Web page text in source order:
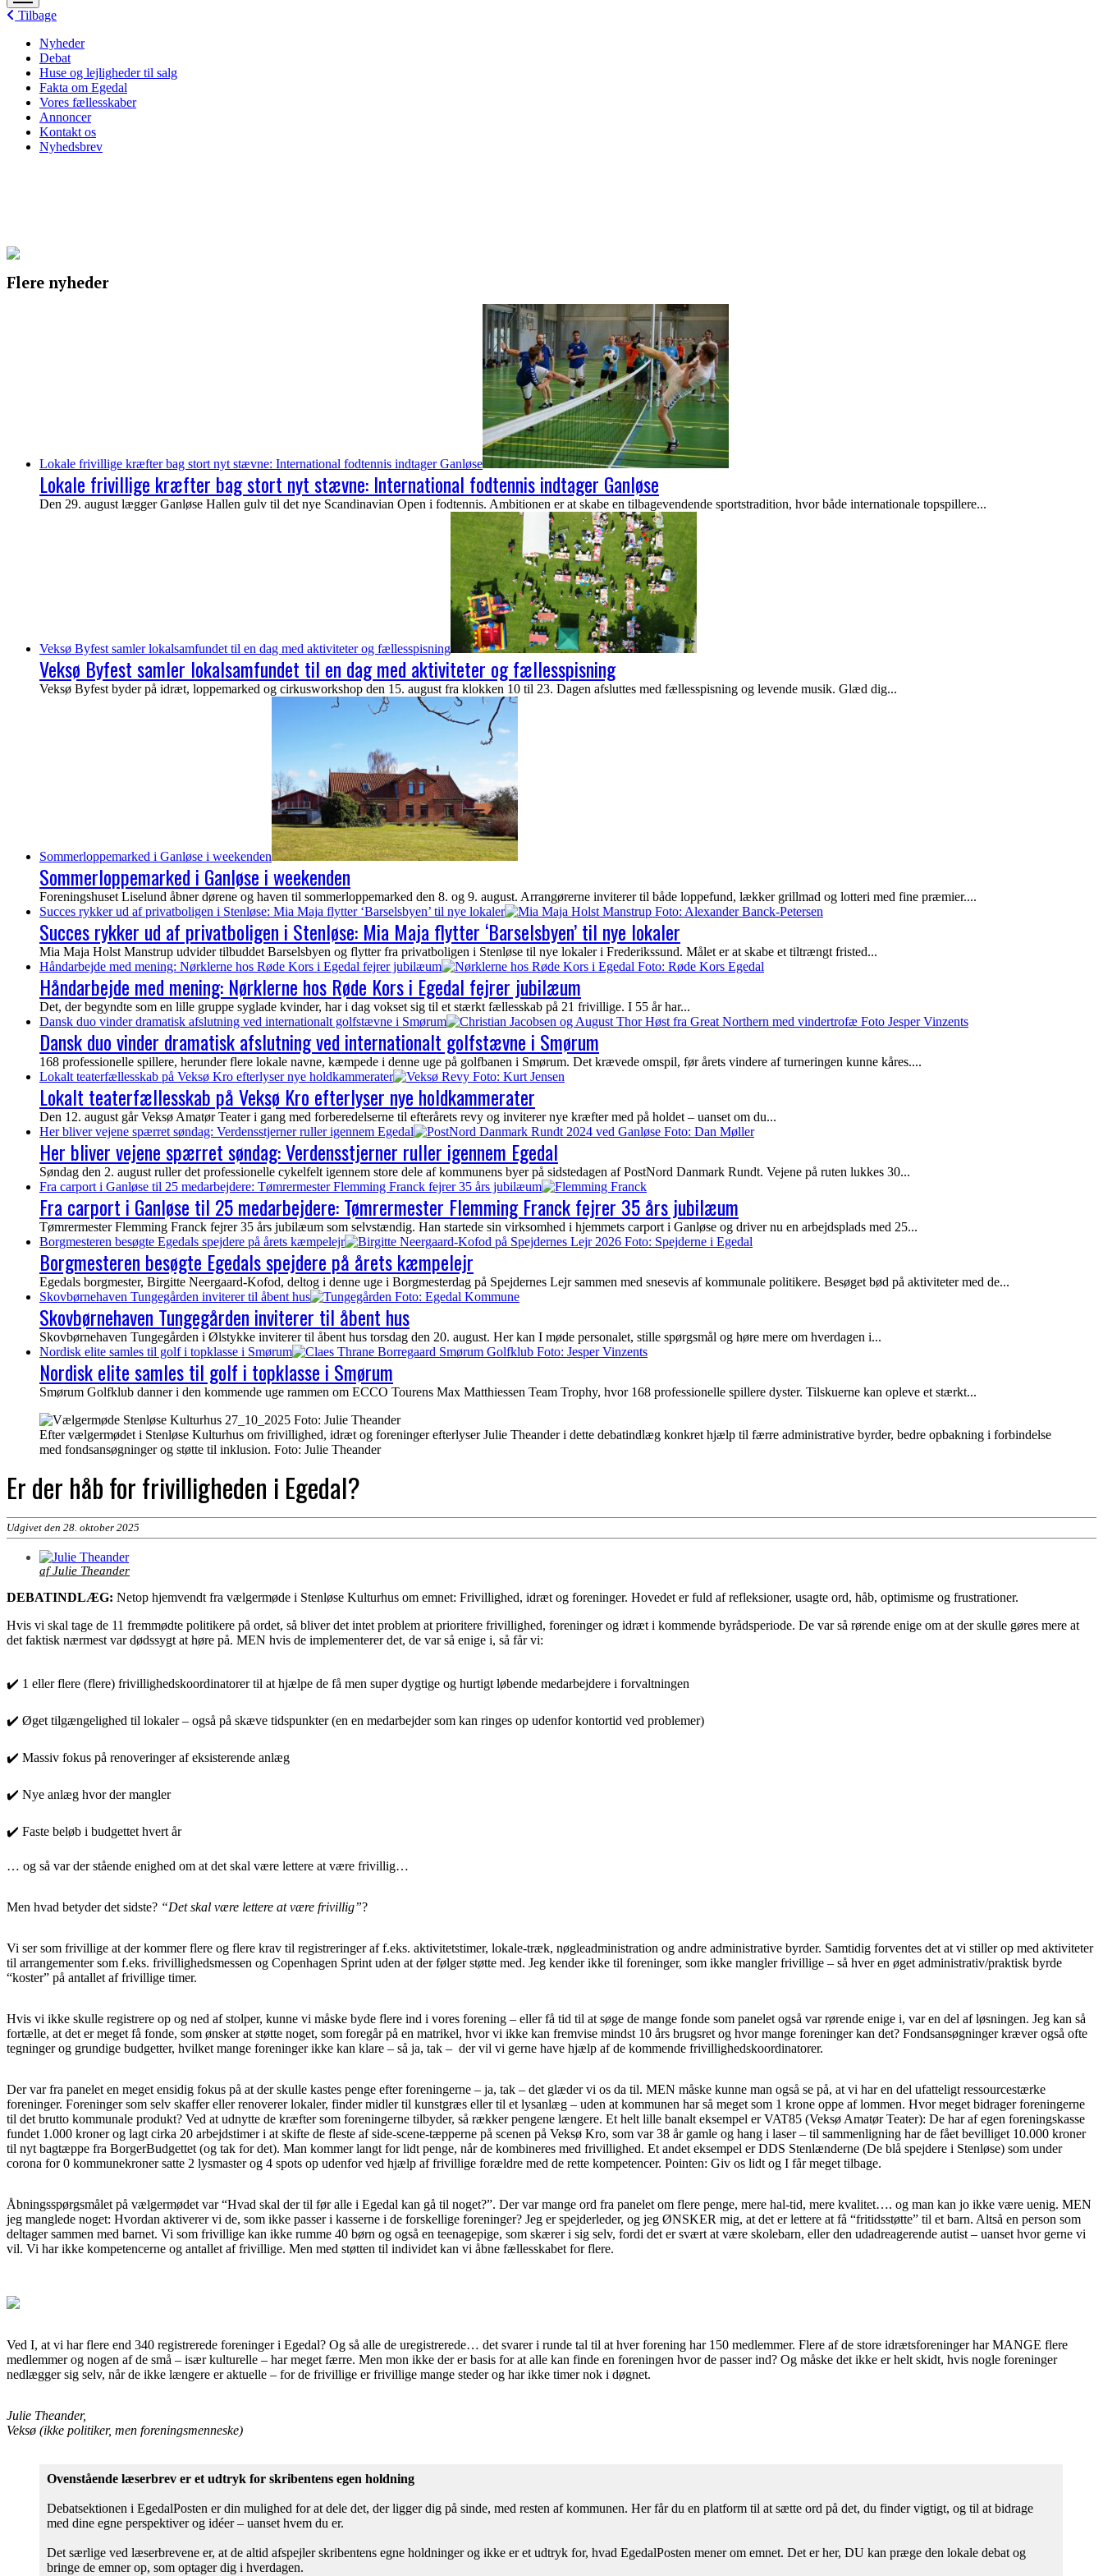
menu
Tilbage
Nyheder
Debat
Huse og lejligheder til salg
Fakta om Egedal
Vores fællesskaber
Annoncer
Kontakt os
Nyhedsbrev
Flere nyheder
Lokale frivillige kræfter bag stort nyt stævne: International fodtennis indtager Ganløse
Lokale frivillige kræfter bag stort nyt stævne: International fodtennis indtager Ganløse
Den 29. august lægger Ganløse Hallen gulv til det nye Scandinavian Open i fodtennis. Ambitionen er at skabe en tilbagevendende sportstradition, hvor både internationale topspillere...
Veksø Byfest samler lokalsamfundet til en dag med aktiviteter og fællesspisning
Veksø Byfest samler lokalsamfundet til en dag med aktiviteter og fællesspisning
Veksø Byfest byder på idræt, loppemarked og cirkusworkshop den 15. august fra klokken 10 til 23. Dagen afsluttes med fællesspisning og levende musik. Glæd dig...
Sommerloppemarked i Ganløse i weekenden
Sommerloppemarked i Ganløse i weekenden
Foreningshuset Liselund åbner dørene og haven til sommerloppemarked den 8. og 9. august. Arrangørerne inviterer til både loppefund, lækker grillmad og lotteri med fine præmier....
Succes rykker ud af privatboligen i Stenløse: Mia Maja flytter ‘Barselsbyen’ til nye lokaler
Succes rykker ud af privatboligen i Stenløse: Mia Maja flytter ‘Barselsbyen’ til nye lokaler
Mia Maja Holst Manstrup udvider tilbuddet Barselsbyen og flytter fra privatboligen i Stenløse til nye lokaler i Frederikssund. Målet er at skabe et tiltrængt fristed...
Håndarbejde med mening: Nørklerne hos Røde Kors i Egedal fejrer jubilæum
Håndarbejde med mening: Nørklerne hos Røde Kors i Egedal fejrer jubilæum
Det, der begyndte som en lille gruppe syglade kvinder, har i dag vokset sig til et stærkt fællesskab på 21 frivillige. I 55 år har...
Dansk duo vinder dramatisk afslutning ved internationalt golfstævne i Smørum
Dansk duo vinder dramatisk afslutning ved internationalt golfstævne i Smørum
168 professionelle spillere, herunder flere lokale navne, kæmpede i denne uge på golfbanen i Smørum. Det krævede omspil, før årets vindere af turneringen kunne kåres....
Lokalt teaterfællesskab på Veksø Kro efterlyser nye holdkammerater
Lokalt teaterfællesskab på Veksø Kro efterlyser nye holdkammerater
Den 12. august går Veksø Amatør Teater i gang med forberedelserne til efterårets revy og inviterer nye kræfter med på holdet – uanset om du...
Her bliver vejene spærret søndag: Verdensstjerner ruller igennem Egedal
Her bliver vejene spærret søndag: Verdensstjerner ruller igennem Egedal
Søndag den 2. august ruller det professionelle cykelfelt igennem store dele af kommunens byer på sidstedagen af PostNord Danmark Rundt. Vejene på ruten lukkes 30...
Fra carport i Ganløse til 25 medarbejdere: Tømrermester Flemming Franck fejrer 35 års jubilæum
Fra carport i Ganløse til 25 medarbejdere: Tømrermester Flemming Franck fejrer 35 års jubilæum
Tømrermester Flemming Franck fejrer 35 års jubilæum som selvstændig. Han startede sin virksomhed i hjemmets carport i Ganløse og driver nu en arbejdsplads med 25...
Borgmesteren besøgte Egedals spejdere på årets kæmpelejr
Borgmesteren besøgte Egedals spejdere på årets kæmpelejr
Egedals borgmester, Birgitte Neergaard-Kofod, deltog i denne uge i Borgmesterdag på Spejdernes Lejr sammen med snesevis af kommunale politikere. Besøget bød på aktiviteter med de...
Skovbørnehaven Tungegården inviterer til åbent hus
Skovbørnehaven Tungegården inviterer til åbent hus
Skovbørnehaven Tungegården i Ølstykke inviterer til åbent hus torsdag den 20. august. Her kan I møde personalet, stille spørgsmål og høre mere om hverdagen i...
Nordisk elite samles til golf i topklasse i Smørum
Nordisk elite samles til golf i topklasse i Smørum
Smørum Golfklub danner i den kommende uge rammen om ECCO Tourens Max Matthiessen Team Trophy, hvor 168 professionelle spillere dyster. Tilskuerne kan opleve et stærkt...
Efter vælgermødet i Stenløse Kulturhus om frivillighed, idræt og foreninger efterlyser Julie Theander i dette debatindlæg konkret hjælp til færre administrative byrder, bedre opbakning i forbindelse
med fondsansøgninger og støtte til inklusion. Foto: Julie Theander
Er der håb for frivilligheden i Egedal?
Udgivet den 28. oktober 2025
af Julie Theander
DEBATINDLÆG: Netop hjemvendt fra vælgermøde i Stenløse Kulturhus om emnet: Frivillighed, idræt og foreninger. Hovedet er fuld af refleksioner, usagte ord, håb, optimisme og frustrationer.
Hvis vi skal tage de 11 fremmødte politikere på ordet, så bliver det intet problem at prioritere frivillighed, foreninger og idræt i kommende byrådsperiode. De var så rørende enige om at der skulle gøres mere at
det faktisk nærmest var dødssygt at høre på. MEN hvis de implementerer det, de var så enige i, så får vi:
✔️ 1 eller flere (flere) frivillighedskoordinatorer til at hjælpe de få men super dygtige og hurtigt løbende medarbejdere i forvaltningen
✔️ Øget tilgængelighed til lokaler – også på skæve tidspunkter (en en medarbejder som kan ringes op udenfor kontortid ved problemer)
✔️ Massiv fokus på renoveringer af eksisterende anlæg
✔️ Nye anlæg hvor der mangler
✔️ Faste beløb i budgettet hvert år
… og så var der stående enighed om at det skal være lettere at være frivillig…
Men hvad betyder det sidste? “Det skal være lettere at være frivillig”?
Vi ser som frivillige at der kommer flere og flere krav til registreringer af f.eks. aktivitetstimer, lokale-træk, nøgleadministration og andre administrative byrder. Samtidig forventes det at vi stiller op med aktiviteter
til arrangementer som f.eks. frivillighedsmessen og Copenhagen Sprint uden at der følger støtte med. Jeg kender ikke til foreninger, som ikke mangler frivillige – så hver en øget administrativ/praktisk byrde
“koster” på antallet af frivillige timer.
Hvis vi ikke skulle registrere op og ned af stolper, kunne vi måske byde flere ind i vores forening – eller få tid til at søge de mange fonde som panelet også var rørende enige i, var en del af løsningen. Jeg kan så
fortælle, at det er meget få fonde, som ønsker at støtte noget, som foregår på en matrikel, hvor vi ikke kan fremvise mindst 10 års brugsret og hvor mange foreninger kan det? Fondsansøgninger kræver også ofte
tegninger og grundige budgetter, hvilket mange foreninger ikke kan klare – så ja, tak – der vil vi gerne have hjælp af de kommende frivillighedskoordinatorer.
Der var fra panelet en meget ensidig fokus på at der skulle kastes penge efter foreningerne – ja, tak – det glæder vi os da til. MEN måske kunne man også se på, at vi har en del ufatteligt ressourcestærke
foreninger. Foreninger som selv skaffer eller renoverer lokaler, finder midler til kunstgræs eller til et lysanlæg – uden at kommunen har så meget som 1 krone oppe af lommen. Hvor meget bidrager foreningerne
til det brutto kommunale produkt? Ved at udnytte de kræfter som foreningerne tilbyder, så rækker pengene længere. Et helt lille banalt eksempel er VAT85 (Veksø Amatør Teater): De har af egen foreningskasse
fundet 1.000 kroner og lagt cirka 20 arbejdstimer i at skifte de fleste af side-scene-tæpperne på scenen på Veksø Kro, som var 38 år gamle og hang i laser – til sammenligning har de fået bevilliget 10.000 kroner
til nyt bagtæppe fra BorgerBudgettet (og tak for det). Man kommer langt for lidt penge, når de kombineres med frivillighed. Et andet eksempel er DDS Stenlænderne (De blå spejdere i Stenløse) som under
corona for 0 kommunekroner satte 2 lysmaster og 4 spots op udenfor ved hjælp af frivillige forældre med de rette kompetencer. Pointen: Giv os lidt og I får meget tilbage.
Åbningsspørgsmålet på vælgermødet var “Hvad skal der til før alle i Egedal kan gå til noget?”. Der var mange ord fra panelet om flere penge, mere hal-tid, mere kvalitet…. og man kan jo ikke være uenig. MEN
jeg manglede noget: Hvordan aktiverer vi de, som ikke passer i kasserne i de forskellige foreninger? Jeg er spejderleder, og jeg ØNSKER mig, at det er lettere at få “fritidsstøtte” til et barn. Altså en person som
deltager sammen med barnet. Vi som frivillige kan ikke rumme 40 børn og også en teenagepige, som skærer i sig selv, fordi det er svært at være skolebarn, eller den udadreagerende autist – uanset hvor gerne vi
vil. Vi har ikke kompetencerne og antallet af frivillige. Men med støtten til individet kan vi åbne fællesskabet for flere.
Ved I, at vi har flere end 340 registrerede foreninger i Egedal? Og så alle de uregistrerede… det svarer i runde tal til at hver forening har 150 medlemmer. Flere af de store idrætsforeninger har MANGE flere
medlemmer og nogen af de små – især kulturelle – har meget færre. Men mon ikke der er basis for at alle kan finde en foreningen hvor de passer ind? Og måske det ikke er helt skidt, hvis nogle foreninger
nedlægger sig selv, når de ikke længere er aktuelle – for de frivillige er frivillige mange steder og har ikke timer nok i døgnet.
Julie Theander,
Veksø (ikke politiker, men foreningsmenneske)
Ovenstående læserbrev er et udtryk for skribentens egen holdning
Debatsektionen i EgedalPosten er din mulighed for at dele det, der ligger dig på sinde, med resten af kommunen. Her får du en platform til at sætte ord på det, du finder vigtigt, og til at bidrage
med dine egne perspektiver og idéer – uanset hvem du er.
Det særlige ved læserbrevene er, at de altid afspejler skribentens egne holdninger og ikke er et udtryk for, hvad EgedalPosten mener om emnet. Det er her, DU kan præge den lokale debat og
bringe de emner op, som optager dig i hverdagen.